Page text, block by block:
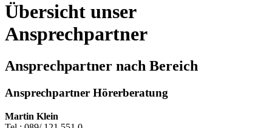
Übersicht unser
Ansprechpartner
Ansprechpartner nach Bereich
Ansprechpartner Hörerberatung
Martin Klein